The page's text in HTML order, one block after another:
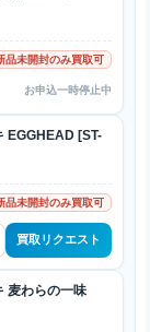
品未開封のみ買取可
お申込一時停止中
EGGHEAD [ST-
品未開封のみ買取可
買取リクエスト
麦わらの一味